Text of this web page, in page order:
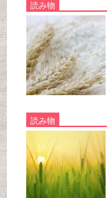
読み物
読み物